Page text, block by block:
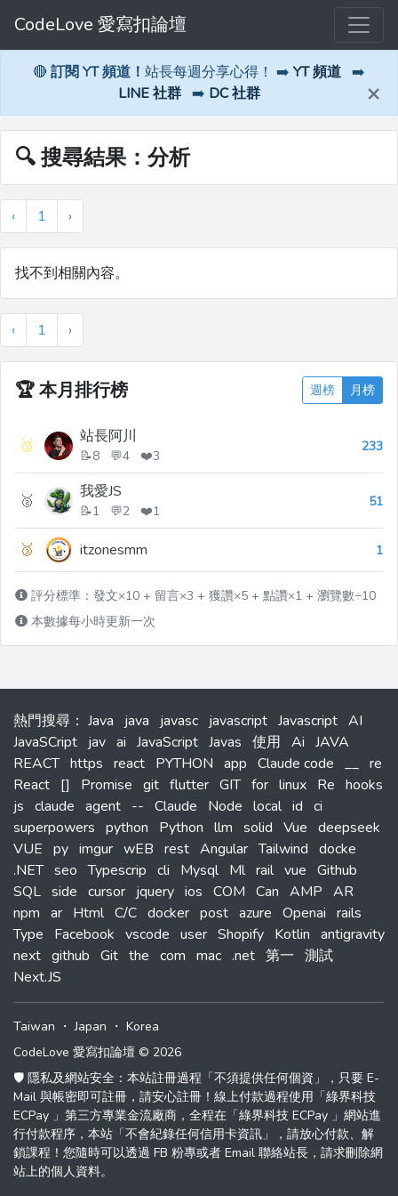
CodeLove 愛寫扣論壇
🔴 訂閱 YT 頻道！ 站長每週分享心得！ ➡️ YT 頻道 ➡️
LINE 社群 ➡️ DC 社群 ×
🔍 搜尋結果：分析
‹ 1 ›
找不到相關內容。
‹ 1 ›
🏆本月排行榜 週榜 月榜
🥇 站長阿川
📝8 💬4 ❤️3
233
🥈 我愛JS
📝1 💬2 ❤️1
51
🥉 itzonesmm 1
評分標準：發文×10 + 留言×3 + 獲讚×5 + 點讚×1 + 瀏覽數÷10
本數據每小時更新一次
熱門搜尋 ： Java java javasc javascript Javascript AI
JavaSCript jav ai JavaScript Javas 使用 Ai JAVA
REACT https react PYTHON app Claude code __ re
React [] Promise git flutter GIT for linux Re hooks
js claude agent -- Claude Node local id ci
superpowers python Python llm solid Vue deepseek
VUE py imgur wEB rest Angular Tailwind docke
.NET seo Typescrip cli Mysql Ml rail vue Github
SQL side cursor jquery ios COM Can AMP AR
npm ar Html C/C docker post azure Openai rails
Type
Facebook vscode user Shopify Kotlin antigravity
next github Git the com mac .net 第一 測試
Next.JS
Taiwan ・Japan ・ Korea
CodeLove 愛寫扣論壇 © 2026
🛡️ 隱私及網站安全：本站註冊過程「不須提供任何個資」，只要 E-
Mail 與帳密即可註冊，請安心註冊！線上付款過程使用「綠界科技
ECPay 」第三方專業金流廠商，全程在「綠界科技 ECPay 」網站進
行付款程序，本站「不會紀錄任何信用卡資訊」，請放心付款、解
鎖課程！您隨時可以透過 FB 粉專或者 Email 聯絡站長，請求刪除網
站上的個人資料。